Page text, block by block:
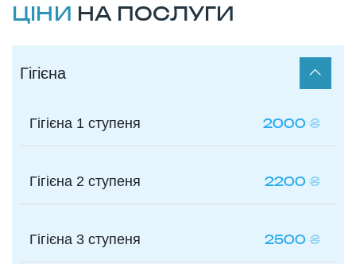
ЦІНИ НА ПОСЛУГИ
Гігієна
Гігієна 1 ступеня 2000 ₴
Гігієна 2 ступеня 2200 ₴
Гігієна 3 ступеня 2500 ₴